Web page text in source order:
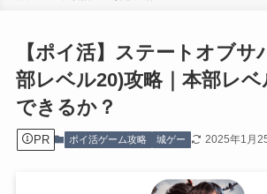
【ポイ活】ステートオブサ
部レベル20)攻略｜本部レ
できるか？
PR ポイ活ゲーム攻略 城ゲー 2025年1月